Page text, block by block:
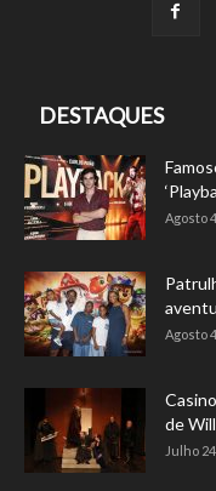
DESTAQUES
Agosto
Agosto
de
Julho